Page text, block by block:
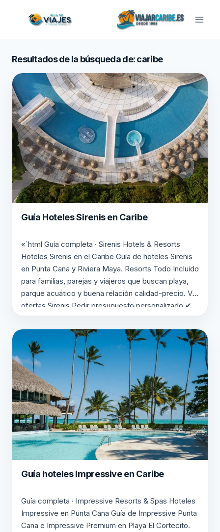
Resultados de la búsqueda de:caribe
Guía Hoteles Sirenis en Caribe
«`html Guía completa · Sirenis Hotels & Resorts
Hoteles Sirenis en el Caribe Guía de hoteles Sirenis
en Punta Cana y Riviera Maya. Resorts Todo Incluido
para familias, parejas y viajeros que buscan playa,
parque acuático y buena relación calidad-precio. Ver
ofertas Sirenis Pedir presupuesto personalizado ✔
Guía hoteles Impressive en Caribe
Guía completa · Impressive Resorts & Spas Hoteles
Impressive en Punta Cana Guía de Impressive Punta
Cana e Impressive Premium en Playa El Cortecito.